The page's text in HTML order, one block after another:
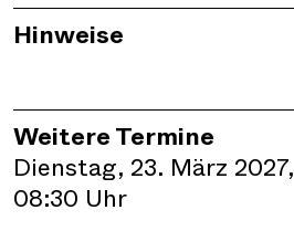
Hinweise
Weitere Termine
Dienstag, 23. März 2027,
08:30 Uhr